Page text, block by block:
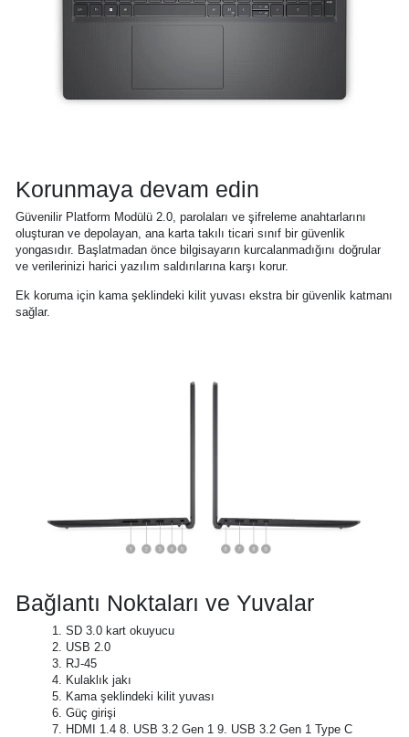
Korunmaya devam edin
Güvenilir Platform Modülü 2.0, parolaları ve şifreleme anahtarlarını
oluşturan ve depolayan, ana karta takılı ticari sınıf bir güvenlik
yongasıdır. Başlatmadan önce bilgisayarın kurcalanmadığını doğrular
ve verilerinizi harici yazılım saldırılarına karşı korur.
Ek koruma için kama şeklindeki kilit yuvası ekstra bir güvenlik katmanı
sağlar.
Bağlantı Noktaları ve Yuvalar
1. SD 3.0 kart okuyucu
2. USB 2.0
3. RJ-45
4. Kulaklık jakı
5. Kama şeklindeki kilit yuvası
6. Güç girişi
7. HDMI 1.4 8. USB 3.2 Gen 1 9. USB 3.2 Gen 1 Type C